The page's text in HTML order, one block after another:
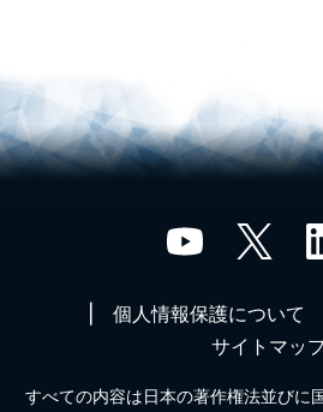
個人情報保護について
サイトマッ
すべての内容は日本の著作権法並びに